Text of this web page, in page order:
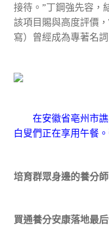
接待。”丁鋼強先容，
該項目賜與高度評價
寫）曾經成為專著名
在安徽省亳州市譙
白叟們正在享用午餐。
培育群眾身邊的養分師
買通養分安康落地最